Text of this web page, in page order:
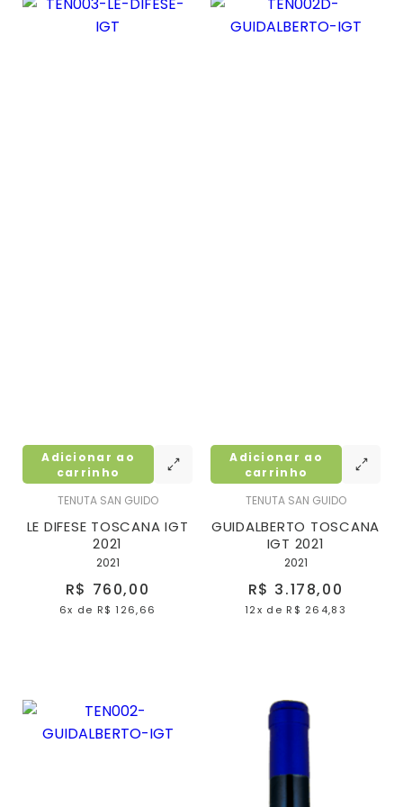
TENUTA SAN GUIDO
LE DIFESE TOSCANA IGT
2021
2021
R$ 760,00
6x de R$ 126,66
Adicionar ao
carrinho
TENUTA SAN GUIDO
GUIDALBERTO TOSCANA
IGT 2021
2021
R$ 3.178,00
12x de R$ 264,83
Adicionar ao
carrinho